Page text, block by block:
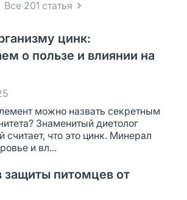
Все 201 статья
цинк:
о пользе и влиянии на
можно назвать секретным
Знаменитый диетолог
что это цинк. Минерал
и вл...
защиты питомцев от